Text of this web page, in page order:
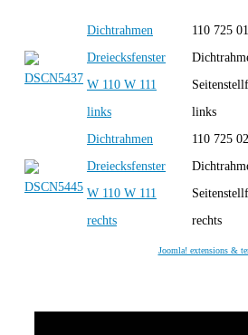
Dichtrahmen
Dreiecksfenster
W 110 W 111
links
110 725
links
Dichtrahmen
Dreiecksfenster
W 110 W 111
rechts
110 725
rechts
Joomla! extensions &